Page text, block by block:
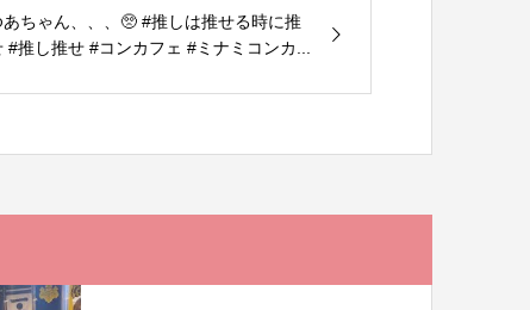
あちゃん、、、🥺 #推しは推せる時に推
#推し推せ #コンカフェ #ミナミコンカ...